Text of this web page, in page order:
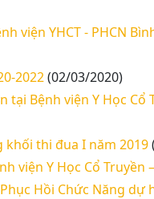
viện YHCT - PHCN
2022(02/03/2020)
Bệnh viện Y Học
thi đua I năm 2019
viện Y Học Cổ Truyền
Hồi Chức Năng